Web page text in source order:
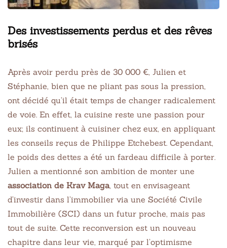
Des investissements perdus et des rêves
brisés
Après avoir perdu près de 30 000 €, Julien et
Stéphanie, bien que ne pliant pas sous la pression,
ont décidé qu’il était temps de changer radicalement
de voie. En effet, la cuisine reste une passion pour
eux; ils continuent à cuisiner chez eux, en appliquant
les conseils reçus de Philippe Etchebest. Cependant,
le poids des dettes a été un fardeau difficile à porter.
Julien a mentionné son ambition de monter une
association de Krav Maga, tout en envisageant
d’investir dans l’immobilier via une Société Civile
Immobilière (SCI) dans un futur proche, mais pas
tout de suite. Cette reconversion est un nouveau
chapitre dans leur vie, marqué par l’optimisme